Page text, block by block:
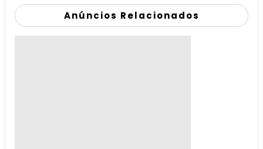
Anúncios Relacionados